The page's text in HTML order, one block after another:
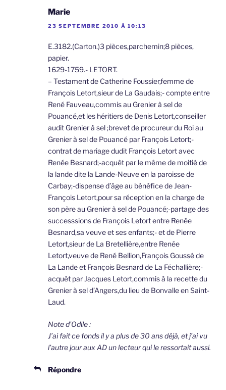
Marie
23 SEPTEMBRE 2010 À 10:13
E.3182.(Carton.)3 pièces,parchemin;8 pièces,
papier.
1629-1759.- LETORT.
– Testament de Catherine Foussier,femme de
François Letort,sieur de La Gaudais;- compte entre
René Fauveau,commis au Grenier à sel de
Pouancé,et les héritiers de Denis Letort,conseiller
audit Grenier à sel ;brevet de procureur du Roi au
Grenier à sel de Pouancé par François Letort;-
contrat de mariage dudit François Letort avec
Renée Besnard;-acquêt par le même de moitié de
la lande dite la Lande-Neuve en la paroisse de
Carbay;-dispense d’âge au bénéfice de Jean-
François Letort,pour sa réception en la charge de
son père au Grenier à sel de Pouancé;-partage des
successsions de François Letort entre Renée
Besnard,sa veuve et ses enfants;- et de Pierre
Letort,sieur de La Bretellière,entre Renée
Letort,veuve de René Bellion,François Goussé de
La Lande et François Besnard de La Féchallière;-
acquêt par Jacques Letort,commis à la recette du
Grenier à sel d’Angers,du lieu de Bonvalle en Saint-
Laud.
Note d’Odile :
J’ai fait ce fonds il y a plus de 30 ans déjà, et j’ai vu
l’autre jour aux AD un lecteur qui le ressortait aussi.
Répondre